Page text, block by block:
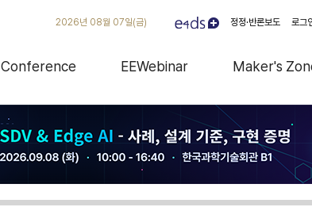
2026년 08월 07일(금) 정정·반론보도 로그
Conference EEWebinar Maker's